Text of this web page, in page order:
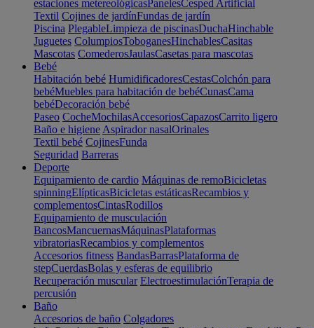
estaciones metereológicasPanelesCesped Artificial
Textil Cojines de jardínFundas de jardín
Piscina PlegableLimpieza de piscinasDuchaHinchable
Juguetes ColumpiosToboganesHinchablesCasitas
Mascotas ComederosJaulasCasetas para mascotas
Bebé
Habitación bebé HumidificadoresCestasColchón para
bebéMuebles para habitación de bebéCunasCama
bebéDecoración bebé
Paseo CocheMochilasAccesoriosCapazosCarrito ligero
Baño e higiene Aspirador nasalOrinales
Textil bebé CojinesFunda
Seguridad Barreras
Deporte
Equipamiento de cardio Máquinas de remoBicicletas
spinningElípticasBicicletas estáticasRecambios y
complementosCintasRodillos
Equipamiento de musculación
BancosMancuernasMáquinasPlataformas
vibratoriasRecambios y complementos
Accesorios fitness BandasBarrasPlataforma de
stepCuerdasBolas y esferas de equilibrio
Recuperación muscular ElectroestimulaciónTerapia de
percusión
Baño
Accesorios de baño Colgadores